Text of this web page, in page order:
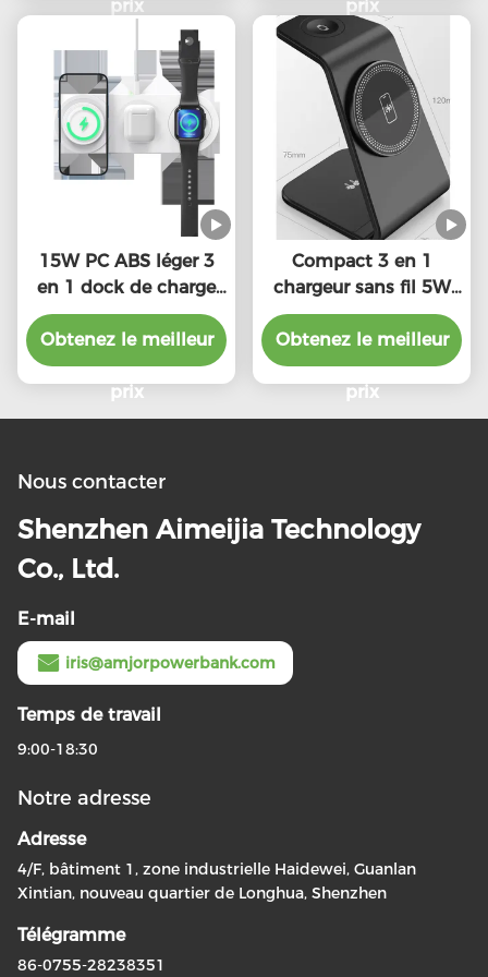
prix prix
15W PC ABS léger 3
en 1 dock de charge
sans fil avec interface
de type C
Obtenez le meilleur
prix
Compact 3 en 1
chargeur sans fil 5W
sortie de la montre et
5W / 7,5W / 10W /
15W sortie sans fil
Obtenez le meilleur
prix
Nous contacter
Shenzhen Aimeijia Technology
Co., Ltd.
E-mail
iris@amjorpowerbank.com
Temps de travail
9:00-18:30
Notre adresse
Adresse
4/F, bâtiment 1, zone industrielle Haidewei, Guanlan
Xintian, nouveau quartier de Longhua, Shenzhen
Télégramme
86-0755-28238351